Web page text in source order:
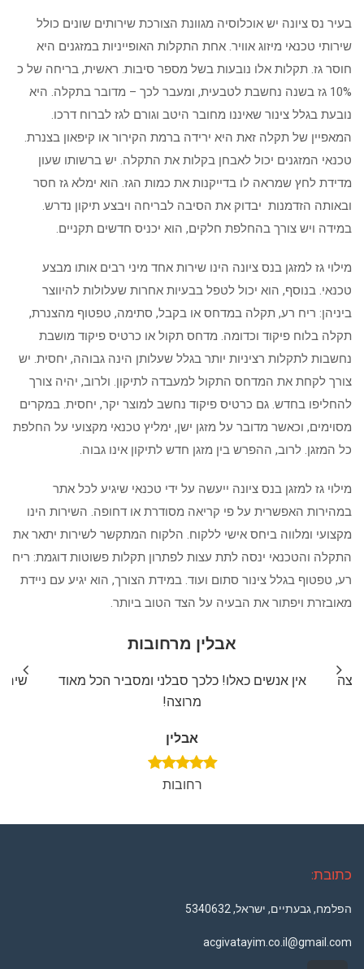
בעיר נס ציונה יש אוכלוסיה מגוונת הצורכת שירותים שונים כולל
שירותי טכנאי מיזוג אוויר. אחת התקלות האופייניות במזגנים היא
חוסר גז. תקלות אלו נובעות בשל מספר סיבות. ראשית, בריחה של כ
10% גז בשנה נחשבת לטבעית, ומעבר לכך – מדובר בתקלה. היא
נובעת בגלל צינור שאיננו מחובר היטב וגורם לגז לברוח דרכו.
המאפיין של תקלה זאת היא ירידה ברמת הקירור או קיפאון בצנרת.
טכנאי המזגנים יכול לאבחן בקלות את התקלה. יש ברשותו שעון
מדידת לחץ שמראה לו בדייקנות את כמות הגז. הוא ימלא גז חסר
ובאותה הזדמנות יבדוק את הסיבה לבריחה ויבצע תיקון נדרש.
במידה ויש צורך בהחלפת חלקים, הוא יכניס חדשים תקניים.
מילוי גז למזגן בנס ציונה הינו שירות אחד מיני רבים אותו מבצע
טכנאי. בנוסף, הוא יכול לטפל בבעיות אחרות שעלולות להיווצר
ביניהן: ריח רע, תקלה במדחס או בקבל, סתימה, טפטוף מהצנרת,
תקלה בלוח פיקוד וכדומה. מדחס תקול או כרטיס פיקוד מושבת
נחשבות לתקלות רציניות יותר בגלל שעלותן הינה גבוהה, יחסית. יש
צורך לקחת את המדחס התקול למעבדה לתיקון. ולרוב, יהיה צורך
להחליפו בחדש. גם כרטיס פיקוד נחשב למוצר יקר, יחסית. במקרים
מסוימים, וכאשר מדובר על מזגן ישן, ימליץ טכנאי מקצועי על החלפת
כל המזגן. לרוב, ההפרש בין מזגן חדש לתיקון אינו גבוה.
מילוי גז למזגן בנס ציונה ייעשה על ידי טכנאי שיגיע לכל אתר
במהירות האפשרית על פי קריאה מסודרת או דחופה. השירות הינו
מקצועי ומלווה ביחס אישי ללקוח. הלקוח המתקשר לשירות יתאר את
התקלה והטכנאי ינסה לתת עצות לפתרון תקלות פשוטות דוגמת: ריח
רע, טפטוף בגלל צינור סתום ועוד. במידת הצורך, הוא יגיע עם ניידת
מאובזרת ויפתור את הבעיה על הצד הטוב ביותר.
אבלין מרחובות
אין אנשים כאלו! כלכך סבלני ומסביר הכל מאוד
מרוצה!
אבלין
רחובות
כתובת:
הפלמח, גבעתיים, ישראל, 5340632
acgivatayim.co.il@gmail.com